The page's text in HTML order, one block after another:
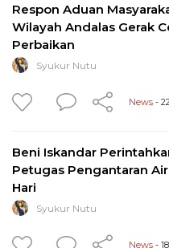
Respon Aduan
Wilayah Andalas Gerak
Perbaikan
Syukur Nutu
News -
Beni Iskandar
Petugas Pengantaran
Hari
Syukur Nutu
News -